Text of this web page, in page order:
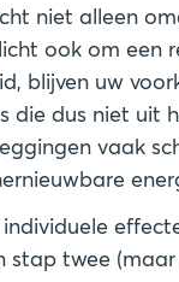
niet alleen
ook om een
blijven uw
die dus niet uit
vaak
stap twee